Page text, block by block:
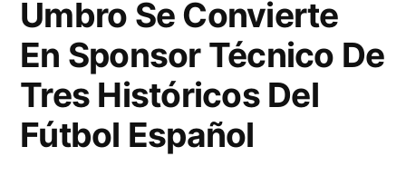
Umbro Se Convierte
En Sponsor Técnico De
Tres Históricos Del
Fútbol Español